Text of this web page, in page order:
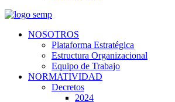
NOSOTROS
Plataforma Estratégica
Estructura Organizacional
Equipo de Trabajo
NORMATIVIDAD
Decretos
2024